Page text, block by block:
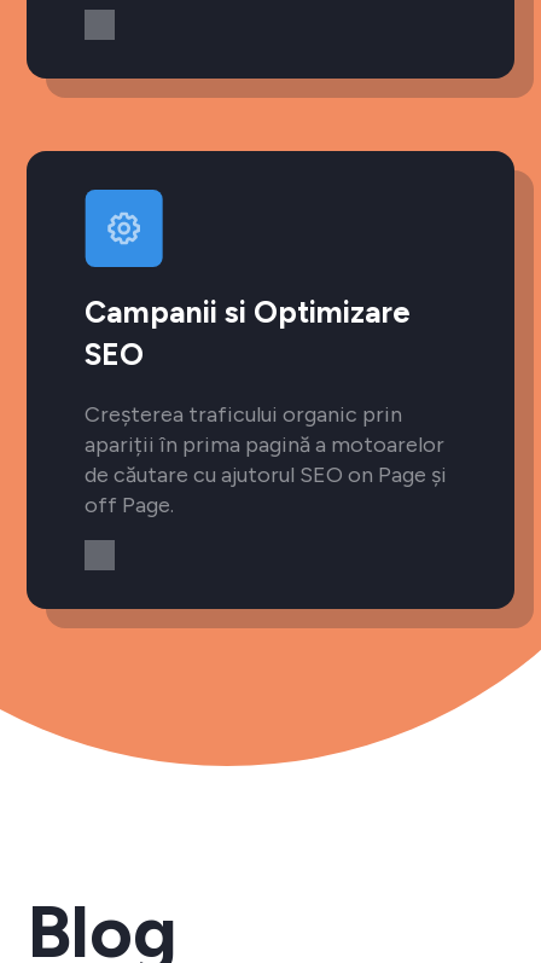
Campanii si Optimizare
SEO
Creșterea traficului organic prin
apariții în prima pagină a motoarelor
de căutare cu ajutorul SEO on Page și
off Page.
Blog